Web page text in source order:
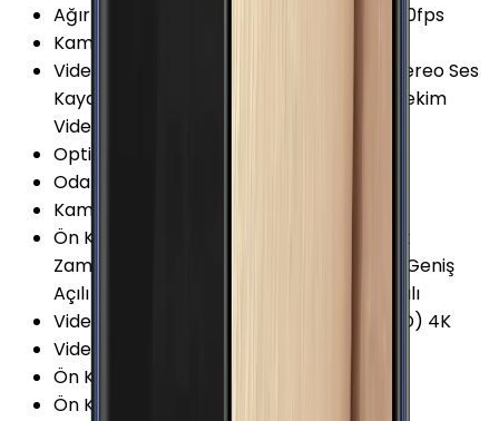
Ağır Çekim Kayıt Seçenekleri
720p @ 120fps
Kamera Çözünürlüğü
Video Kayıt Özellikleri
Dual Kayıt HDR Stereo Ses
Kaydı Time-lapse (Hyperlapse) Yavaş Çekim
Video Kayıt (Slow motion video)
Optik Görüntü Sabitleyici (OIS)
Odak Uzaklığı
Kamera Sensör Boyutu
Ön Kamera Özellikleri
HDR Gesture Shot
Zamanlayıcı (self-timer) Dual video call Geniş
Açılı Panorama Selfi Yüz Algılama 120° Açılı
Video Kayıt Çözünürlüğü
2160p (Ultra HD) 4K
Video FPS Değeri
Ön Kamera Diyafram Açıklığı
Ön Kamera FPS Değeri